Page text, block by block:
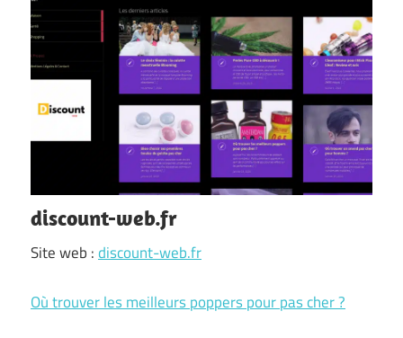
discount-web.fr
Site web :discount-web.fr
Où trouver les meilleurs poppers pour pas cher ?